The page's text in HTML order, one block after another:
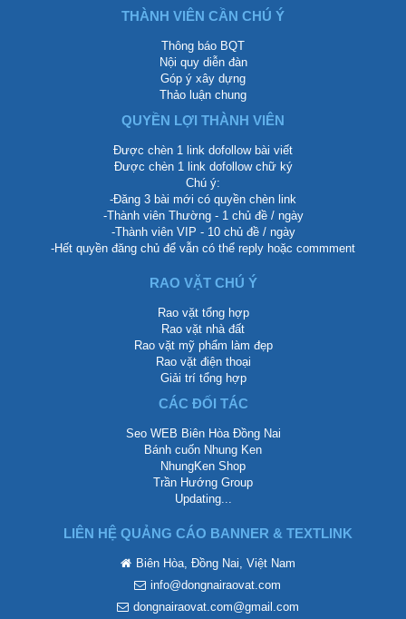
THÀNH VIÊN CẦN CHÚ Ý
Thông báo BQT
Nội quy diễn đàn
Góp ý xây dựng
Thảo luận chung
QUYỀN LỢI THÀNH VIÊN
Được chèn 1 link dofollow bài viết
Được chèn 1 link dofollow chữ ký
Chú ý:
-Đăng 3 bài mới có quyền chèn link
-Thành viên Thường - 1 chủ đề / ngày
-Thành viên VIP - 10 chủ đề / ngày
-Hết quyền đăng chủ để vẫn có thể reply hoặc commment
RAO VẶT CHÚ Ý
Rao vặt tổng hợp
Rao vặt nhà đất
Rao vặt mỹ phẩm làm đẹp
Rao vặt điện thoại
Giải trí tổng hợp
CÁC ĐỐI TÁC
Seo WEB Biên Hòa Đồng Nai
Bánh cuốn Nhung Ken
NhungKen Shop
Trần Hướng Group
Updating...
LIÊN HỆ QUẢNG CÁO BANNER & TEXTLINK
Biên Hòa, Đồng Nai, Việt Nam
info@dongnairaovat.com
dongnairaovat.com@gmail.com